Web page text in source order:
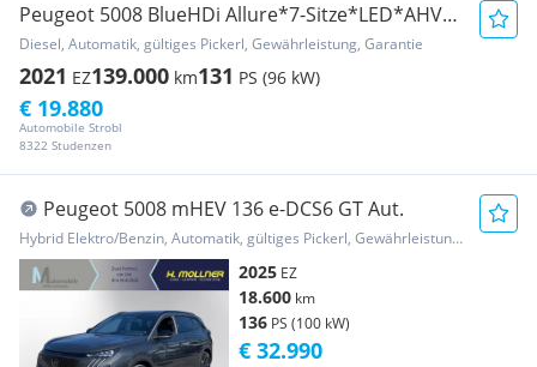
Peugeot 5008 BlueHDi Allure*7-Sitze*LED*AHV*GARANTIE*
Diesel, Automatik, gültiges Pickerl, Gewährleistung, Garantie
2021 EZ139.000 km131 PS (96 kW)
Automobile Strobl
8322 Studenzen
€ 19.880
Peugeot 5008 mHEV 136 e-DCS6 GT Aut.
Hybrid Elektro/Benzin, Automatik, gültiges Pickerl, Gewährleistung, Garantie
2025 EZ
18.600 km
136 PS (100 kW)
€ 32.990